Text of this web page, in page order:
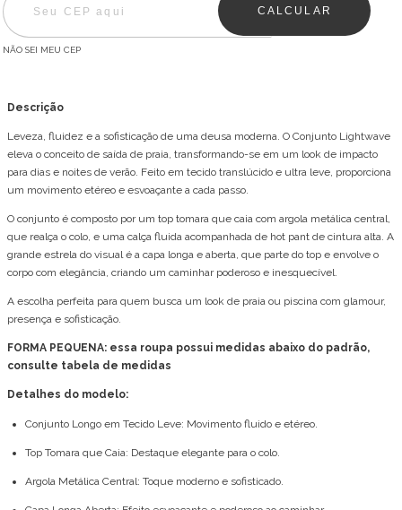
CALCULAR
NÃO SEI MEU CEP
Descrição
Leveza, fluidez e a sofisticação de uma deusa moderna. O Conjunto Lightwave
eleva o conceito de saída de praia, transformando-se em um look de impacto
para dias e noites de verão. Feito em tecido translúcido e ultra leve, proporciona
um movimento etéreo e esvoaçante a cada passo.
O conjunto é composto por um top tomara que caia com argola metálica central,
que realça o colo, e uma calça fluida acompanhada de hot pant de cintura alta. A
grande estrela do visual é a capa longa e aberta, que parte do top e envolve o
corpo com elegância, criando um caminhar poderoso e inesquecível.
A escolha perfeita para quem busca um look de praia ou piscina com glamour,
presença e sofisticação.
FORMA PEQUENA: essa roupa possui medidas abaixo do padrão,
consulte tabela de medidas
Detalhes do modelo:
Conjunto Longo em Tecido Leve: Movimento fluido e etéreo.
Top Tomara que Caia: Destaque elegante para o colo.
Argola Metálica Central: Toque moderno e sofisticado.